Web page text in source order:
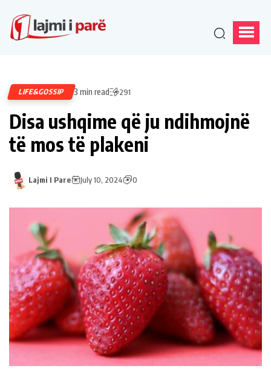
LIFE&GOSSIP 3 min read 291
Disa ushqime që ju ndihmojnë
të mos të plakeni
Lajmi I Pare July 10, 2024 0